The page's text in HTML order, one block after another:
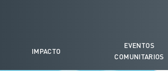
IMPACTO
EVENTOS
COMUNITARIOS